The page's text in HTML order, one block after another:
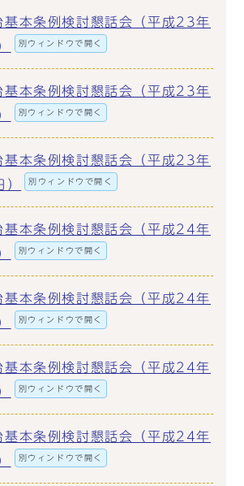
基本条例検討懇話会（平成23年
別ウィンドウで開く
基本条例検討懇話会（平成23年
別ウィンドウで開く
基本条例検討懇話会（平成23年
別ウィンドウで開く
基本条例検討懇話会（平成24年
別ウィンドウで開く
基本条例検討懇話会（平成24年
別ウィンドウで開く
基本条例検討懇話会（平成24年
別ウィンドウで開く
基本条例検討懇話会（平成24年
別ウィンドウで開く